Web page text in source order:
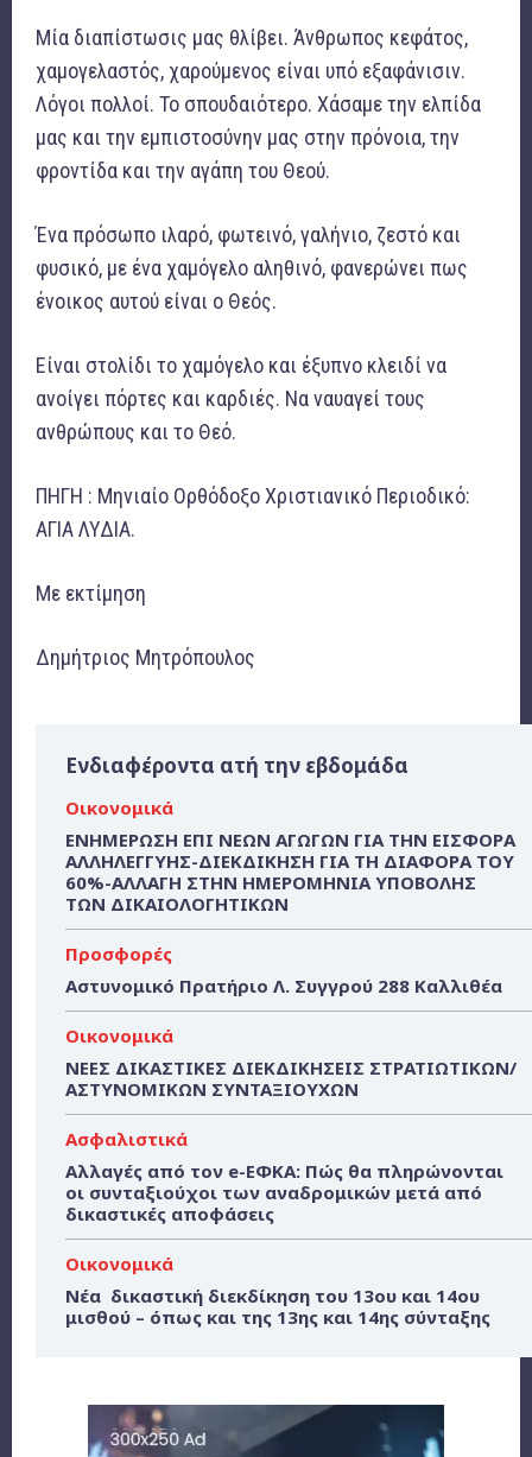
Μία διαπίστωσις μας θλίβει. Άνθρωπος κεφάτος,
χαμογελαστός, χαρούμενος είναι υπό εξαφάνισιν.
Λόγοι πολλοί. Το σπουδαιότερο. Χάσαμε την ελπίδα
μας και την εμπιστοσύνην μας στην πρόνοια, την
φροντίδα και την αγάπη του Θεού.
Ένα πρόσωπο ιλαρό, φωτεινό, γαλήνιο, ζεστό και
φυσικό, με ένα χαμόγελο αληθινό, φανερώνει πως
ένοικος αυτού είναι ο Θεός.
Είναι στολίδι το χαμόγελο και έξυπνο κλειδί να
ανοίγει πόρτες και καρδιές. Να ναυαγεί τους
ανθρώπους και το Θεό.
ΠΗΓΗ : Μηνιαίο Ορθόδοξο Χριστιανικό Περιοδικό:
ΑΓΙΑ ΛΥΔΙΑ.
Με εκτίμηση
Δημήτριος Μητρόπουλος
Ενδιαφέροντα ατή την εβδομάδα
Οικονομικά
ΕΝΗΜΕΡΩΣΗ ΕΠΙ ΝΕΩΝ ΑΓΩΓΩΝ ΓΙΑ ΤΗΝ ΕΙΣΦΟΡΑ
ΑΛΛΗΛΕΓΓΥΗΣ-ΔΙΕΚΔΙΚΗΣΗ ΓΙΑ ΤΗ ΔΙΑΦΟΡΑ ΤΟΥ
60%-ΑΛΛΑΓΗ ΣΤΗΝ ΗΜΕΡΟΜΗΝΙΑ ΥΠΟΒΟΛΗΣ
ΤΩΝ ΔΙΚΑΙΟΛΟΓΗΤΙΚΩΝ
Προσφορές
Αστυνομικό Πρατήριο Λ. Συγγρού 288 Καλλιθέα
Οικονομικά
ΝΕΕΣ ΔΙΚΑΣΤΙΚΕΣ ΔΙΕΚΔΙΚΗΣΕΙΣ ΣΤΡΑΤΙΩΤΙΚΩΝ/
ΑΣΤΥΝΟΜΙΚΩΝ ΣΥΝΤΑΞΙΟΥΧΩΝ
Ασφαλιστικά
Αλλαγές από τον e-ΕΦΚΑ: Πώς θα πληρώνονται
οι συνταξιούχοι των αναδρομικών μετά από
δικαστικές αποφάσεις
Οικονομικά
Νέα δικαστική διεκδίκηση του 13ου και 14ου
μισθού – όπως και της 13ης και 14ης σύνταξης